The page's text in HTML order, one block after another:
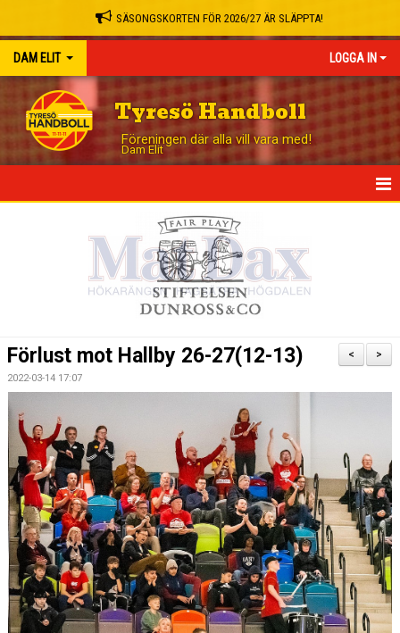
SÄSONGSKORTEN FÖR 2026/27 ÄR SLÄPPTA!
DAM ELIT LOGGA IN
Tyresö Handboll
Föreningen där alla vill vara med!
Dam Elit
TABELL
KALENDER
KONTAKT
>
<
Förlust mot Hallby 26-27(12-13)
2022-03-14 17:07